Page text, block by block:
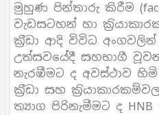
මුහුණ පින්තාරු කිරීම
වැඩසටහන් හා
ක‍්‍රීඩා ආදි විවිධ
උත්සවයේදී සහභාගී
නැරඹීමට ද අවස්ථාව
ක‍්‍රීඩා සහ
ත්‍යාග පිරිනැමීමට ද